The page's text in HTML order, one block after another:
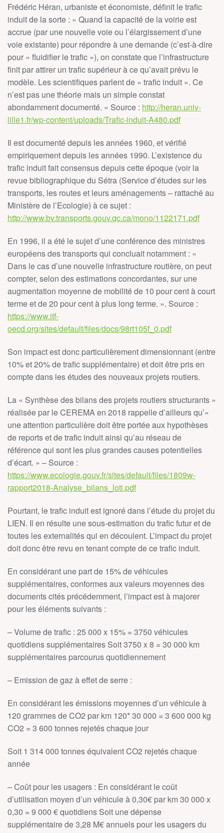
Frédéric Héran, urbaniste et économiste, définit le trafic
induit de la sorte : « Quand la capacité de la voirie est
accrue (par une nouvelle voie ou l’élargissement d’une
voie existante) pour répondre à une demande (c’est-à-dire
pour « fluidifier le trafic »), on constate que l’infrastructure
finit par attirer un trafic supérieur à ce qu’avait prévu le
modèle. Les scientifiques parlent de « trafic induit ». Ce
n’est pas une théorie mais un simple constat
abondamment documenté. » Source : http://heran.univ-
lille1.fr/wp-content/uploads/Trafic-induit-A480.pdf
Il est documenté depuis les années 1960, et vérifié
empiriquement depuis les années 1990. L’existence du
trafic induit fait consensus depuis cette époque (voir la
revue bibliographique du Sétra (Service d’études sur les
transports, les routes et leurs aménagements – rattaché au
Ministère de l’Ecologie) à ce sujet :
http://www.bv.transports.gouv.qc.ca/mono/1122171.pdf
En 1996, il a été le sujet d’une conférence des ministres
européens des transports qui concluait notamment : «
Dans le cas d’une nouvelle infrastructure routière, on peut
compter, selon des estimations concordantes, sur une
augmentation moyenne de mobilité de 10 pour cent à court
terme et de 20 pour cent à plus long terme. ». Source :
https://www.itf-
oecd.org/sites/default/files/docs/98rt105f_0.pdf
Son impact est donc particulièrement dimensionnant (entre
10% et 20% de trafic supplémentaire) et doit être pris en
compte dans les études des nouveaux projets routiers.
La « Synthèse des bilans des projets routiers structurants »
réalisée par le CEREMA en 2018 rappelle d’ailleurs qu’«
une attention particulière doit être portée aux hypothèses
de reports et de trafic induit ainsi qu’au réseau de
référence qui sont les plus grandes causes potentielles
d’écart. » – Source :
https://www.ecologie.gouv.fr/sites/default/files/1809w-
rapport2018-Analyse_bilans_loti.pdf
Pourtant, le trafic induit est ignoré dans l’étude du projet du
LIEN. Il en résulte une sous-estimation du trafic futur et de
toutes les externalités qui en découlent. L’impact du projet
doit donc être revu en tenant compte de ce trafic induit.
En considérant une part de 15% de véhicules
supplémentaires, conformes aux valeurs moyennes des
documents cités précédemment, l’impact est à majorer
pour les éléments suivants :
– Volume de trafic : 25 000 x 15% = 3750 véhicules
quotidiens supplémentaires Soit 3750 x 8 = 30 000 km
supplémentaires parcourus quotidiennement
– Emission de gaz à effet de serre :
En considérant les émissions moyennes d’un véhicule à
120 grammes de CO2 par km 120* 30 000 = 3 600 000 kg
CO2 = 3 600 tonnes rejetés chaque jour
Soit 1 314 000 tonnes équivalent CO2 rejetés chaque
année
– Coût pour les usagers : En considérant le coût
d’utilisation moyen d’un véhicule à 0,30€ par km 30 000 x
0,30 = 9 000 € quotidiens Soit une dépense
supplémentaire de 3,28 M€ annuels pour les usagers du